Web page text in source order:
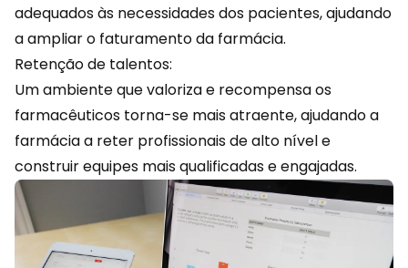
adequados às necessidades dos pacientes, ajudando
a ampliar o faturamento da farmácia.
Retenção de talentos:
Um ambiente que valoriza e recompensa os
farmacêuticos torna-se mais atraente, ajudando a
farmácia a reter profissionais de alto nível e
construir equipes mais qualificadas e engajadas.